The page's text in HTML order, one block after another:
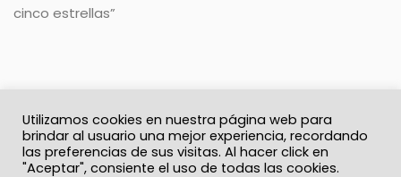
cinco estrellas”
© 2026 Solo Recuerdos
Utilizamos cookies en nuestra página web para
brindar al usuario una mejor experiencia, recordando
las preferencias de sus visitas. Al hacer click en
"Aceptar", consiente el uso de todas las cookies.